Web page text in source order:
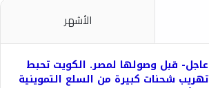
الأشهر
عاجل- قبل وصولها لمصر. الكويت تحبط
تهريب شحنات كبيرة من السلع التموينية